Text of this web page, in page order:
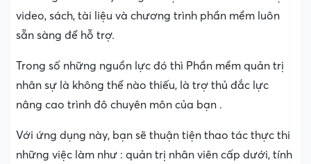
video, sách, tài liệu và chương trình phần mềm luôn
sẵn sàng để hỗ trợ.
Trong số những nguồn lực đó thì Phần mềm quản trị
nhân sự là không thể nào thiếu, là trợ thủ đắc lực
nâng cao trình đô chuyên môn của bạn .
Với ứng dụng này, bạn sẽ thuận tiện thao tác thực thi
những việc làm như : quản trị nhân viên cấp dưới, tính